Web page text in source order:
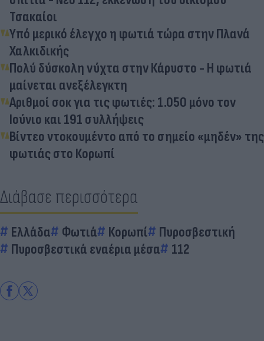
Τσακαίοι
Υπό μερικό έλεγχο η φωτιά τώρα στην Πλανά
Χαλκιδικής
Πολύ δύσκολη νύχτα στην Κάρυστο - Η φωτιά
μαίνεται ανεξέλεγκτη
Αριθμοί σοκ για τις φωτιές: 1.050 μόνο τον
Ιούνιο και 191 συλλήψεις
Βίντεο ντοκουμέντο από το σημείο «μηδέν» της
φωτιάς στο Κορωπί
Διάβασε περισσότερα
Ελλάδα Φωτιά Κορωπί
Πυροσβεστική
Πυροσβεστικά εναέρια μέσα
112